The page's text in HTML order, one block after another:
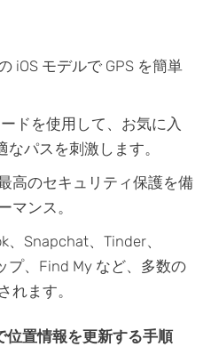
iOS モデルで GPS を簡単
ドを使用して、お気に入
なパスを刺激します。
高のセキュリティ保護を備
マンス。
Snapchat、Tinder、
プ、Find My など、多数の
れます。
置情報を更新する手順